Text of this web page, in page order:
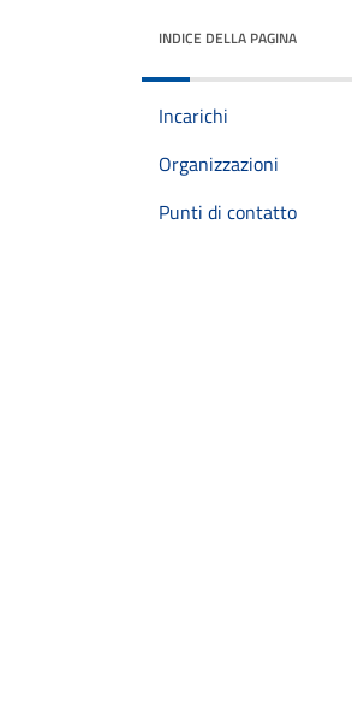
INDICE DELLA PAGINA
Incarichi
Organizzazioni
Punti di contatto